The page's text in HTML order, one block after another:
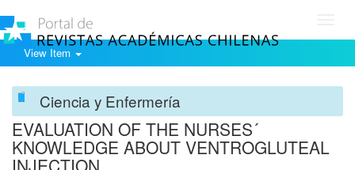
View Item
Ciencia y Enfermería
EVALUATION OF THE NURSES´
KNOWLEDGE ABOUT VENTROGLUTEAL
INJECTION